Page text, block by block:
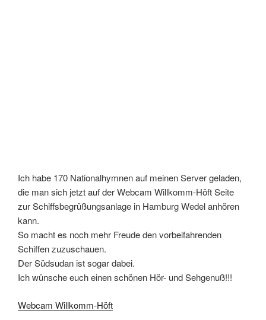
Ich habe 170 Nationalhymnen auf meinen Server geladen,
die man sich jetzt auf der Webcam Willkomm-Höft Seite
zur Schiffsbegrüßungsanlage in Hamburg Wedel anhören
kann.
So macht es noch mehr Freude den vorbeifahrenden
Schiffen zuzuschauen.
Der Südsudan ist sogar dabei.
Ich wünsche euch einen schönen Hör- und Sehgenuß!!!
Webcam Willkomm-Höft